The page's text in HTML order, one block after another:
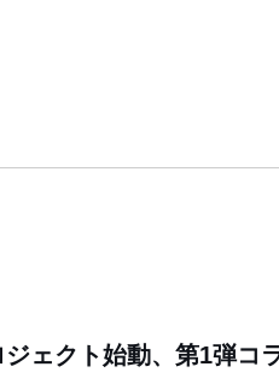
ジェクト始動、第1弾コ